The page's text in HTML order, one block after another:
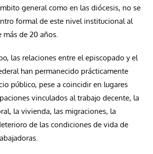
general como en las diócesis, no se
formal de este nivel institucional al
más de 20 años.
las relaciones entre el episcopado y el
han permanecido prácticamente
público, pese a coincidir en lugares
vinculados al trabajo decente, la
la vivienda, las migraciones, la
de las condiciones de vida de